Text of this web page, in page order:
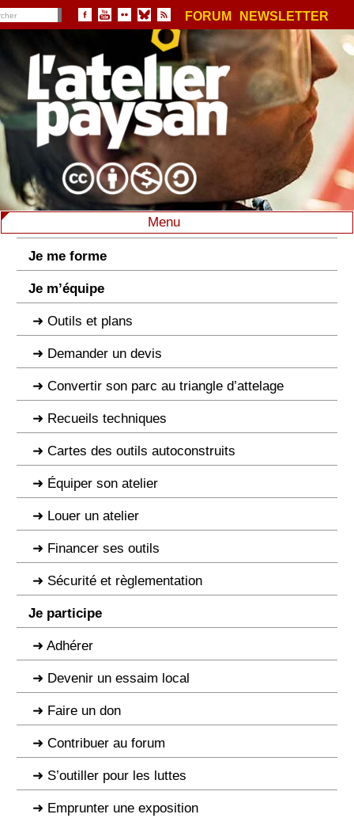
FORUM NEWSLETTER
Menu
Je me forme
Je m’équipe
Outils et plans
Demander un devis
Convertir son parc au triangle d’attelage
Recueils techniques
Cartes des outils autoconstruits
Équiper son atelier
Louer un atelier
Financer ses outils
Sécurité et règlementation
Je participe
Adhérer
Devenir un essaim local
Faire un don
Contribuer au forum
S’outiller pour les luttes
Emprunter une exposition